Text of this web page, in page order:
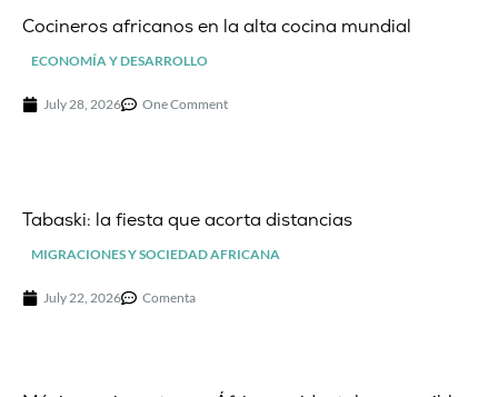
Cocineros africanos en la alta cocina mundial
ECONOMÍA Y DESARROLLO
July 28, 2026 One Comment
Tabaski: la fiesta que acorta distancias
MIGRACIONES Y SOCIEDAD AFRICANA
July 22, 2026 Comenta